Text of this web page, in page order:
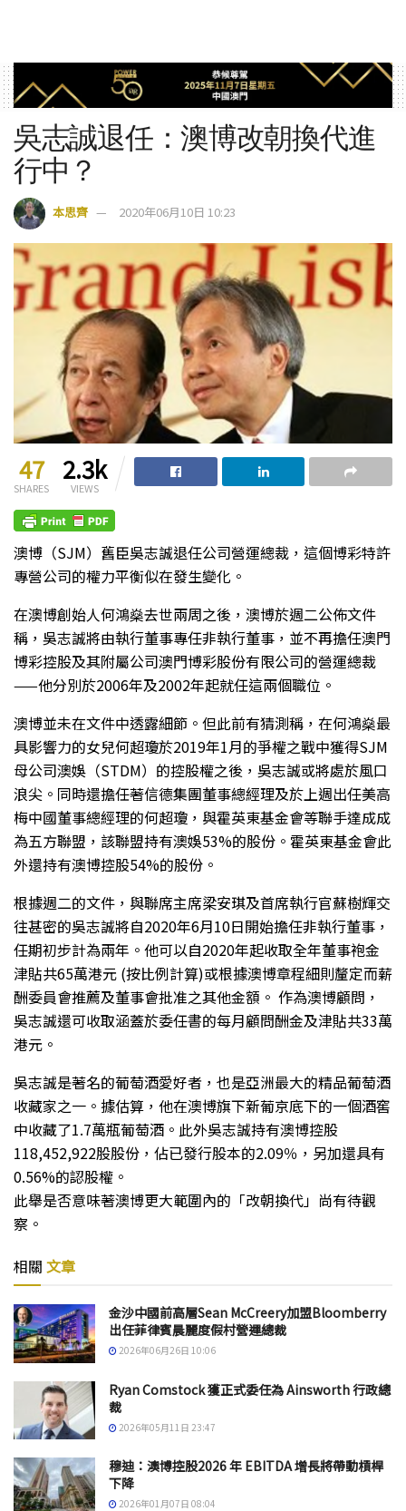
吳志誠退任：澳博改朝換代進
行中？
本思齊 2020年06月10日 10:23
47
SHARES
2.3k
VIEWS
澳博（SJM）舊臣吳志誠退任公司營運總裁，這個博彩特許
專營公司的權力平衡似在發生變化。
在澳博創始人何鴻燊去世兩周之後，澳博於週二公佈文件
稱，吳志誠將由執行董事專任非執行董事，並不再擔任澳門
博彩控股及其附屬公司澳門博彩股份有限公司的營運總裁
——他分別於2006年及2002年起就任這兩個職位。
澳博並未在文件中透露細節。但此前有猜測稱，在何鴻燊最
具影響力的女兒何超瓊於2019年1月的爭權之戰中獲得SJM
母公司澳娛（STDM）的控股權之後，吳志誠或將處於風口
浪尖。同時還擔任著信德集團董事總經理及於上週出任美高
梅中國董事總經理的何超瓊，與霍英東基金會等聯手達成成
為五方聯盟，該聯盟持有澳娛53%的股份。霍英東基金會此
外還持有澳博控股54%的股份。
根據週二的文件，與聯席主席梁安琪及首席執行官蘇樹輝交
往甚密的吳志誠將自2020年6月10日開始擔任非執行董事，
任期初步計為兩年。他可以自2020年起收取全年董事袍金
津貼共65萬港元 (按比例計算)或根據澳博章程細則釐定而薪
酬委員會推薦及董事會批准之其他金額。 作為澳博顧問，
吳志誠還可收取涵蓋於委任書的每月顧問酬金及津貼共33萬
港元。
吳志誠是著名的葡萄酒愛好者，也是亞洲最大的精品葡萄酒
收藏家之一。據估算，他在澳博旗下新葡京底下的一個酒窖
中收藏了1.7萬瓶葡萄酒。此外吳志誠持有澳博控股
118,452,922股股份，佔已發行股本的2.09％，另加還具有
0.56%的認股權。
此舉是否意味著澳博更大範圍內的「改朝換代」尚有待觀
察。
相關 文章
金沙中國前高層Sean McCreery加盟Bloomberry
出任菲律賓晨麗度假村營運總裁
2026年06月26日 10:06
Ryan Comstock 獲正式委任為 Ainsworth 行政總
裁
2026年05月11日 23:47
穆迪：澳博控股2026 年 EBITDA 增長將帶動槓桿
下降
2026年01月07日 08:04